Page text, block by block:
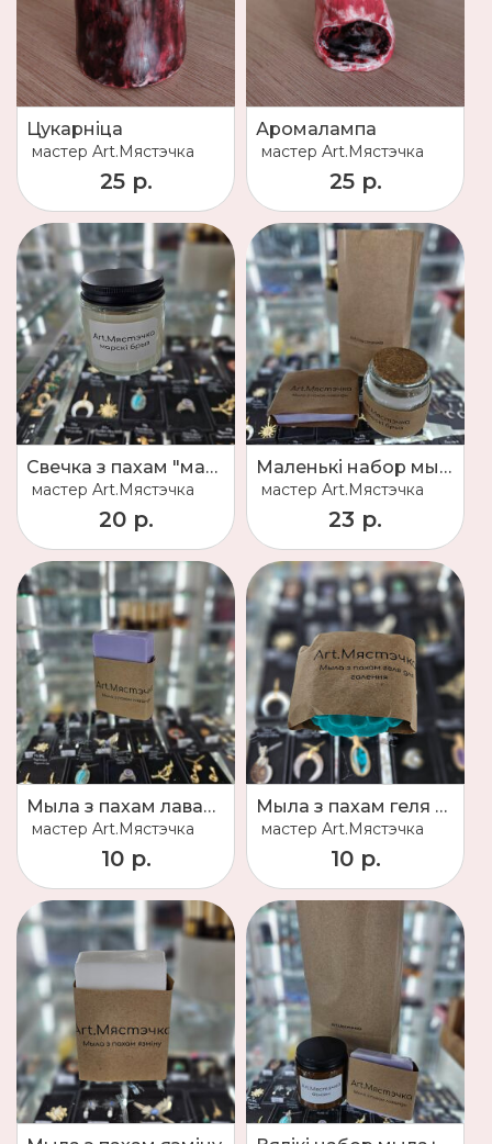
Цукарніца
мастер Art.Мястэчка
25 р.
Аромалампа
мастер Art.Мястэчка
25 р.
Свечка з пахам "марскі брыз"
мастер Art.Мястэчка
20 р.
Маленькі набор мыла + свечка
мастер Art.Мястэчка
23 р.
Мыла з пахам лаванды
мастер Art.Мястэчка
10 р.
Мыла з пахам геля для галення
мастер Art.Мястэчка
10 р.